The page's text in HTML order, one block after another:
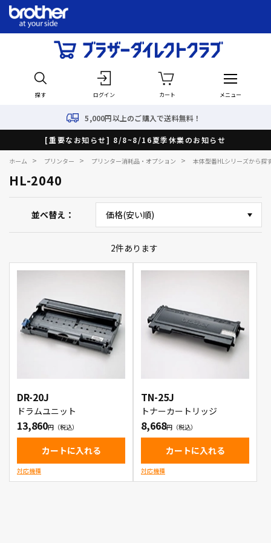
探す ログイン カート メニュー
5,000円以上のご購入で送料無料！
[重要なお知らせ] 8/8~8/16夏季休業のお知らせ
ホーム > プリンター > プリンター消耗品・オプション > 本体型番HLシリーズから探
HL-2040
並べ替え
2件あります
DR-20J
ドラムユニット
13,860
カートに入れる
対応機種
TN-25J
トナーカートリッジ
8,668
カートに入れる
対応機種